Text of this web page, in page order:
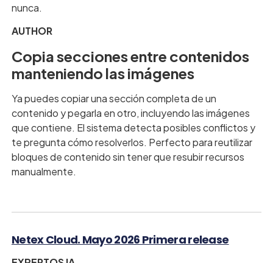
nunca.
AUTHOR
Copia secciones entre contenidos
manteniendo las imágenes
Ya puedes copiar una sección completa de un
contenido y pegarla en otro, incluyendo las imágenes
que contiene. El sistema detecta posibles conflictos y
te pregunta cómo resolverlos. Perfecto para reutilizar
bloques de contenido sin tener que resubir recursos
manualmente.
Netex Cloud. Mayo 2026 Primera release